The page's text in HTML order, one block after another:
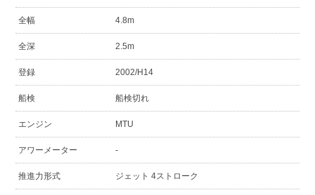
全幅 4.8m
全深 2.5m
登録 2002/H14
船検 船検切れ
エンジン MTU
アワーメーター -
推進力形式 ジェット 4ストローク